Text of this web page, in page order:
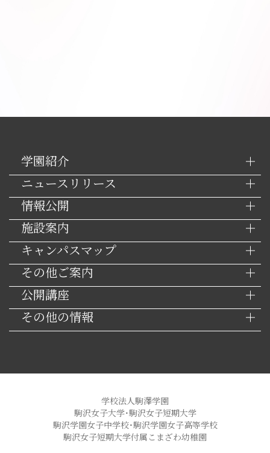
学園紹介
ニュースリリース
情報公開
施設案内
キャンパスマップ
その他ご案内
公開講座
その他の情報
学校法人駒澤学園
駒沢女子大学・駒沢女子短期大学
駒沢学園女子中学校・駒沢学園女子高等学校
駒沢女子短期大学付属こまざわ幼稚園